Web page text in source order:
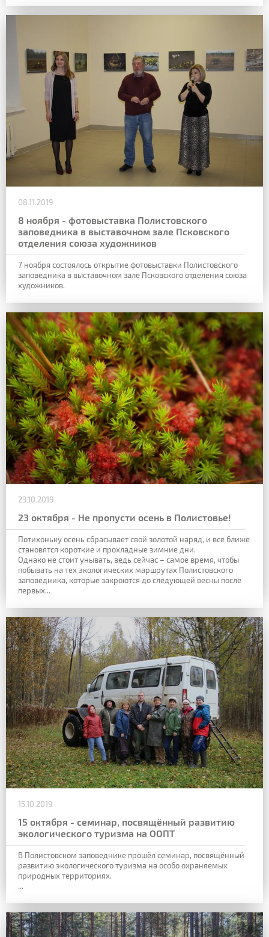
08.11.2019
8 ноября - фотовыставка Полистовского
заповедника в выставочном зале Псковского
отделения союза художников
7 ноября состоялось открытие фотовыставки Полистовского
заповедника в выставочном зале Псковского отделения союза
художников.
23.10.2019
23 октября - Не пропусти осень в Полистовье!
Потихоньку осень сбрасывает свой золотой наряд, и все ближе
становятся короткие и прохладные зимние дни.
Однако не стоит унывать, ведь сейчас – самое время, чтобы
побывать на тех экологических маршрутах Полистовского
заповедника, которые закроются до следующей весны после
первых...
15.10.2019
15 октября - семинар, посвящённый развитию
экологического туризма на ООПТ
В Полистовском заповеднике прошёл семинар, посвящённый
развитию экологического туризма на особо охраняемых
природных территориях.
...